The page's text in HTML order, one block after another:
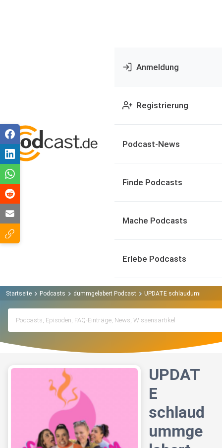
Anmeldung
Registrierung
Podcast-News
Finde Podcasts
Mache Podcasts
Erlebe Podcasts
Startseite Podcasts dummgelabert Podcast UPDATE
UPDAT
E
schlaud
ummge